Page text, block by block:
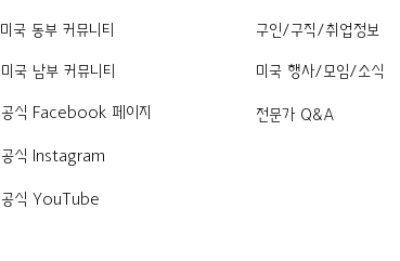
미국 동부 커뮤니티
미국 남부 커뮤니티
공식 Facebook 페이지
공식 Instagram
공식 YouTube
구인/구직/취업정보
미국 행사/모임/소식
전문가 Q&A